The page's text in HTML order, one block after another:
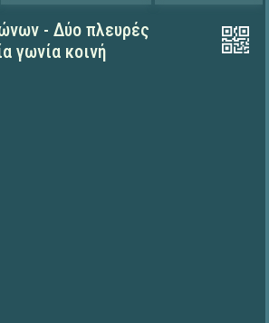
- Δύο πλευρές
γωνία κοινή